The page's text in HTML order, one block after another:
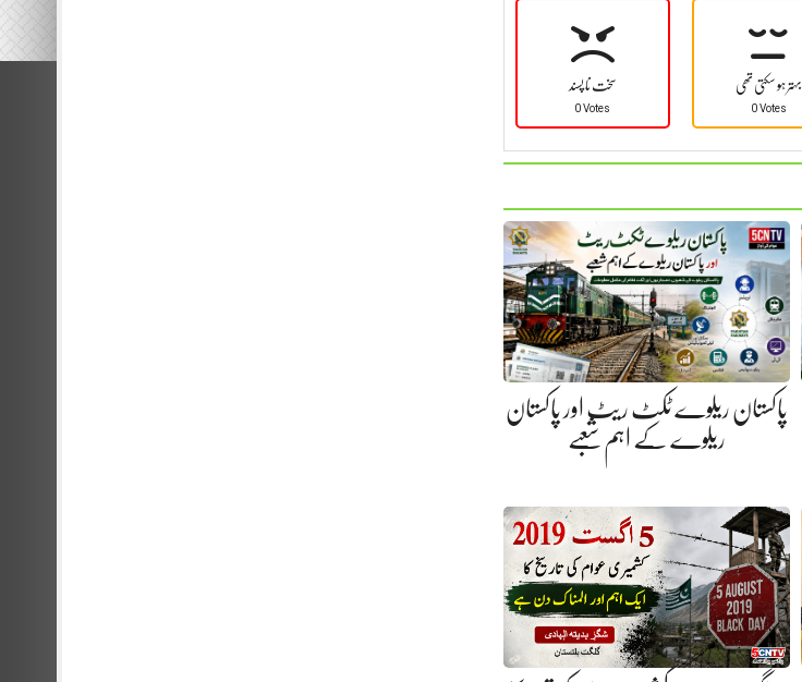
سخت نا پسند
0 Votes
بہتر ہو سکتی تھی
0 Votes
پاکستان ریلوے ٹکٹ ریٹ اور پاکستان
ریلوے کے اہم شعبے